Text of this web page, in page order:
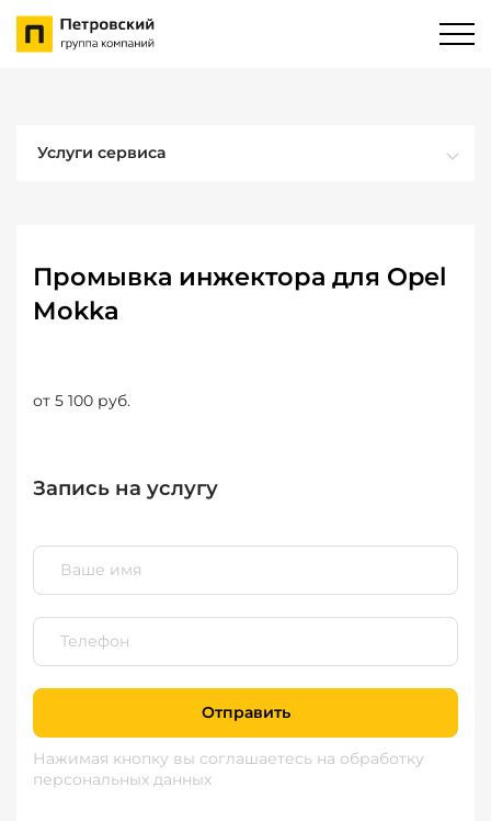
Услуги сервиса
Промывка инжектора для Opel
Mokka
от 5 100 руб.
Запись на услугу
Отправить
Нажимая кнопку вы соглашаетесь на обработку
персональных данных